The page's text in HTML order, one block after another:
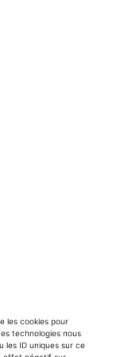
les cookies pour
technologies nous
les ID uniques sur ce